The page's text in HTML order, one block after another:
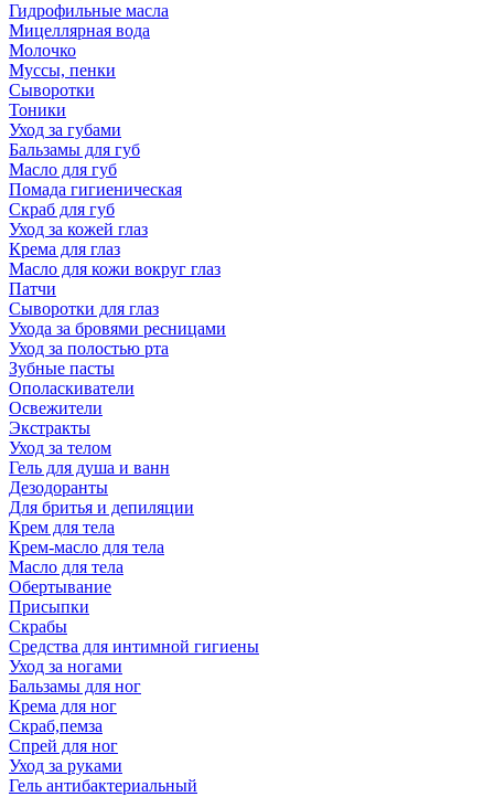
Гидрофильные масла
Мицеллярная вода
Молочко
Муссы, пенки
Сыворотки
Тоники
Уход за губами
Бальзамы для губ
Масло для губ
Помада гигиеническая
Скраб для губ
Уход за кожей глаз
Крема для глаз
Масло для кожи вокруг глаз
Патчи
Сыворотки для глаз
Ухода за бровями ресницами
Уход за полостью рта
Зубные пасты
Ополаскиватели
Освежители
Экстракты
Уход за телом
Гель для душа и ванн
Дезодоранты
Для бритья и депиляции
Крем для тела
Крем-масло для тела
Масло для тела
Обертывание
Присыпки
Скрабы
Средства для интимной гигиены
Уход за ногами
Бальзамы для ног
Крема для ног
Скраб,пемза
Спрей для ног
Уход за руками
Гель антибактериальный